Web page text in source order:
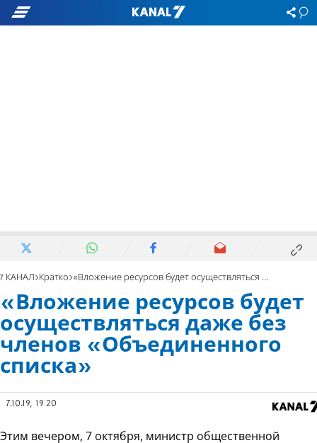
7 КАНАЛ Кратко «Вложение ресурсов будет осуществляться даже без членов «Объединенного списка»
«Вложение ресурсов будет
осуществляться даже без
членов «Объединенного
списка»
7.10.19, 19:20
Этим вечером, 7 октября, министр общественной